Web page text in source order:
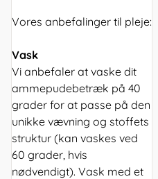
Vores anbefalinger til pleje:
Vask
Vi anbefaler at vaske dit
ammepudebetræk på 40
grader for at passe på den
unikke vævning og stoffets
struktur (kan vaskes ved
60 grader, hvis
nødvendigt). Vask med et